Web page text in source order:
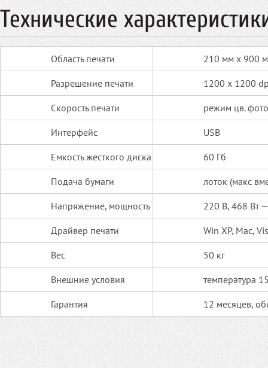
Технические
Область печати 210 мм х 900
Разрешение печати 1200 х 1200
Скорость печати режим цв.
Интерфейс USB
Емкость жесткого диска 60 Гб
Подача бумаги лоток (макс
Напряжение, мощность 220 В, 468 Вт
Драйвер печати Win XP, Mac,
Вес 50 кг
Внешние условия температура
Гарантия 12 месяцев,